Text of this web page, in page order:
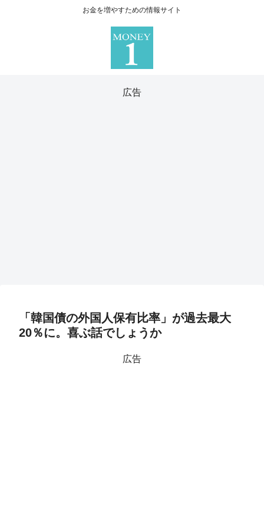
お金を増やすための情報サイト
広告
「韓国債の外国人保有比率」が過去最大
20％に。喜ぶ話でしょうか
広告